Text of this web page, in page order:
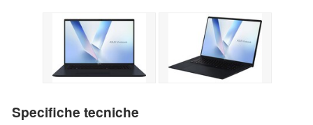
Specifiche tecniche